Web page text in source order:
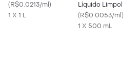
(R$0.0213/ml)
1 X 1 L
Líquido Limpol
(R$0.0053/ml)
1 X 500 mL